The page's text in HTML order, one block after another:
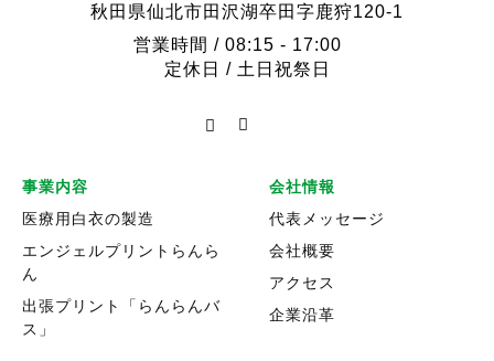
(1)取引先及びホームページ等から直接収
集させていただく個人情報
契約の履行
取引に関する交渉、連絡、受発注及び決
済
秋田県仙北市田沢湖卒田字鹿狩120-1
営業時間 / 08:15 - 17:00
定休日 / 土日祝祭日
事業内容
医療用白衣の製造
エンジェルプリントらんら
ん
出張プリント「らんらんバ
ス」
会社情報
代表メッセージ
会社概要
アクセス
企業沿革